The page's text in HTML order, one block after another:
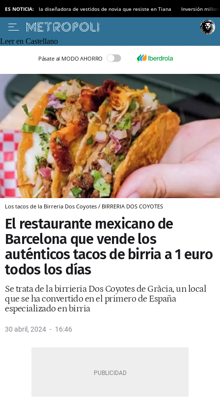
ES NOTICIA: la diseñadora de vestidos de novia que resiste en Tiana Inversión
Leer en Castellano
Pásate al MODO AHORRO
Los tacos de la Birreria Dos Coyotes / BIRRERIA DOS COYOTES
El restaurante mexicano de
Barcelona que vende los
auténticos tacos de birria a 1 euro
todos los días
Se trata de la birrieria Dos Coyotes de Gràcia, un local
que se ha convertido en el primero de España
especializado en birria
30 abril, 2024 16:46